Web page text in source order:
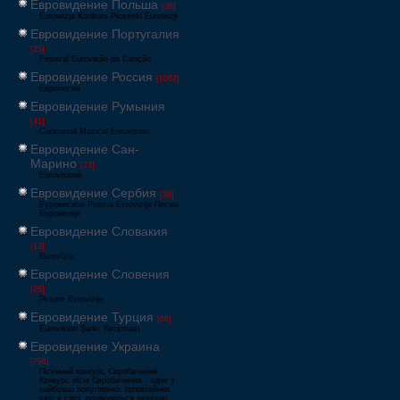
Евровидение Польша [36]
Eurowizja Konkurs Piosenki Eurowizji
Евровидение Португалия
[25]
Festival Eurovisão da Canção
Евровидение Россия [1062]
Европесня
Евровидение Румыния
[41]
Concursul Muzical Eurovision
Евровидение Сан-
Марино [23]
Eurovisione
Евровидение Сербия [39]
Еуровисион Pesma Evrovizije Песма
Евровизије
Евровидение Словакия
[13]
Eurovízia
Евровидение Словения
[26]
Pesem Evrovizije
Евровидение Турция [66]
Eurovision Şarkı Yarışması
Евровидение Украина
[796]
Пісенний конкурс Євробачення
Конкурс пісні Євробачення - одне з
найбільш популярних телевізійних
шоу в світі, проводиться щорічно,